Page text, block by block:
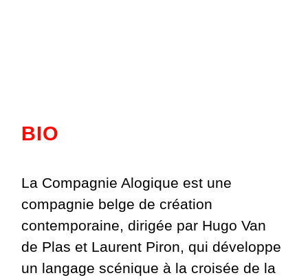
BIO
La Compagnie Alogique est une
compagnie belge de création
contemporaine, dirigée par Hugo Van
de Plas et Laurent Piron, qui développe
un langage scénique à la croisée de la